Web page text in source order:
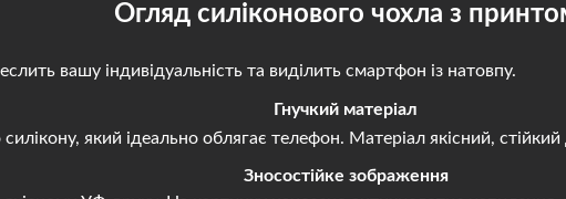
Огляд силіконового чохла з
вашу індивідуальність та виділить смартфон із натовпу.
Гнучкий матеріал
який ідеально облягає телефон. Матеріал якісний,
Зносостійке зображення